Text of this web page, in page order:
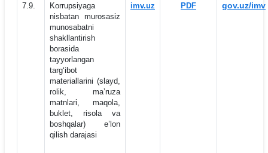
7.9.
Korrupsiyaga
nisbatan murosasiz
munosabatni
shakllantirish
borasida
tayyorlangan
targ‘ibot
materiallarini (slayd,
rolik, maʼruza
matnlari, maqola,
buklet, risola va
boshqalar) eʼlon
qilish darajasi
imv.uz PDF gov.uz/imv